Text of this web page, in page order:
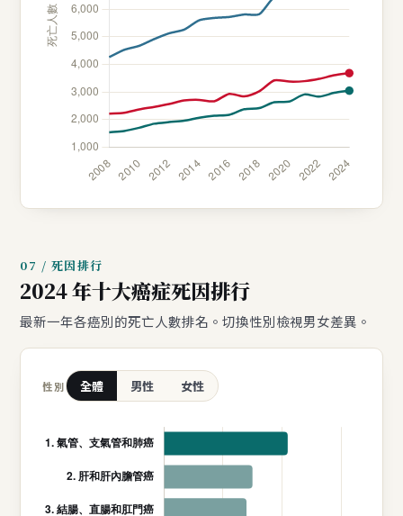
07 / 死因排行
2024 年十大癌症死因排行
最新一年各癌別的死亡人數排名。切換性別檢視男女差異。
性別 全體 男性 女性